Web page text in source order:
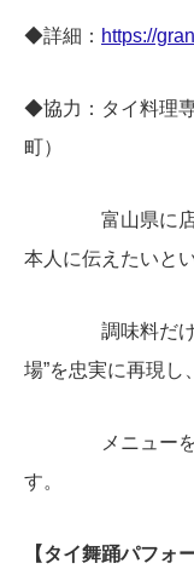
◆詳細： https://
◆協力：タイ料理
町）
富山県に店を
本人に伝えたいと
調味料だけで
場”を忠実に再現し
メニューを取
す。
【タイ舞踊パフォ